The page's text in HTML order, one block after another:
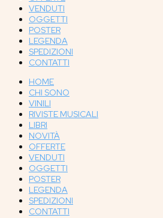
VENDUTI
OGGETTI
POSTER
LEGENDA
SPEDIZIONI
CONTATTI
HOME
CHI SONO
VINILI
RIVISTE MUSICALI
LIBRI
NOVITÀ
OFFERTE
VENDUTI
OGGETTI
POSTER
LEGENDA
SPEDIZIONI
CONTATTI